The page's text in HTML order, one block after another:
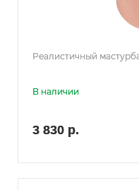
Реалистичный
В наличии
3 830 р.